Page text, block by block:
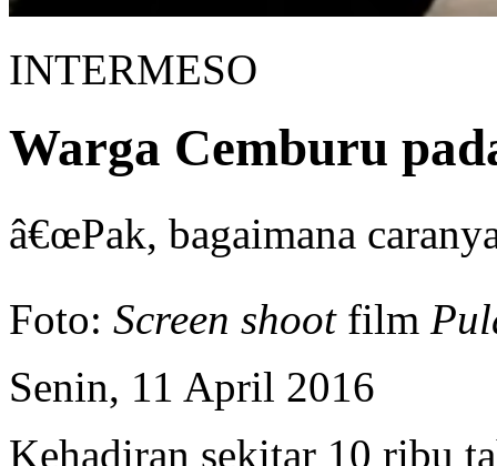
INTERMESO
Warga Cemburu
â€œPak, bagaimana
Foto: Screen shootfilm
Senin, 11 April 2016
Kehadiran sekitar 10 ribu